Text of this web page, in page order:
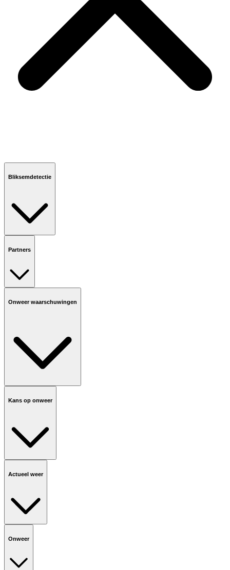
Bliksemdetectie
Partners
Onweer waarschuwingen
Kans op onweer
Actueel weer
Onweer